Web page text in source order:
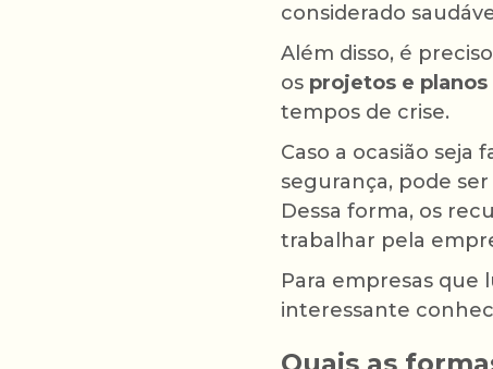
considerado
Além disso, é
os projetos e planos
tempos de crise.
Caso a ocasião
segurança, pode
Dessa forma, os
trabalhar pela
Para empresas
interessante